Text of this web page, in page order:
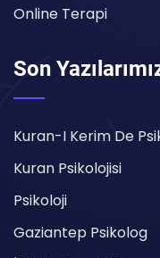
Online Terapi
Son
Kuran-I Kerim De
Kuran Psikolojisi
Psikoloji
Gaziantep Psikolog